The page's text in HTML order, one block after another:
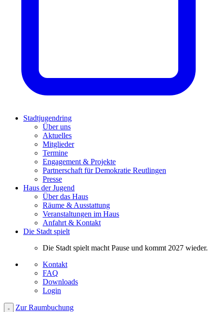
Stadtjugendring
Über uns
Aktuelles
Mitglieder
Termine
Engagement & Projekte
Partnerschaft für Demokratie Reutlingen
Presse
Haus der Jugend
Über das Haus
Räume & Ausstattung
Veranstaltungen im Haus
Anfahrt & Kontakt
Die Stadt spielt
Die Stadt spielt macht Pause und kommt 2027 wieder.
Kontakt
FAQ
Downloads
Login
Zur Raumbuchung